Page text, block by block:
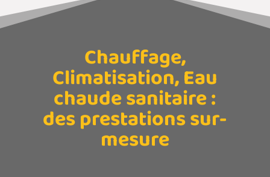
Chauffage,
Climatisation, Eau
chaude sanitaire :
des prestations sur-
mesure